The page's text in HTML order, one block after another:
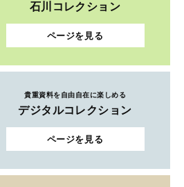
石川コレクション
ページを見る
貴重資料を自由自在に楽しめる
デジタルコレクション
ページを見る